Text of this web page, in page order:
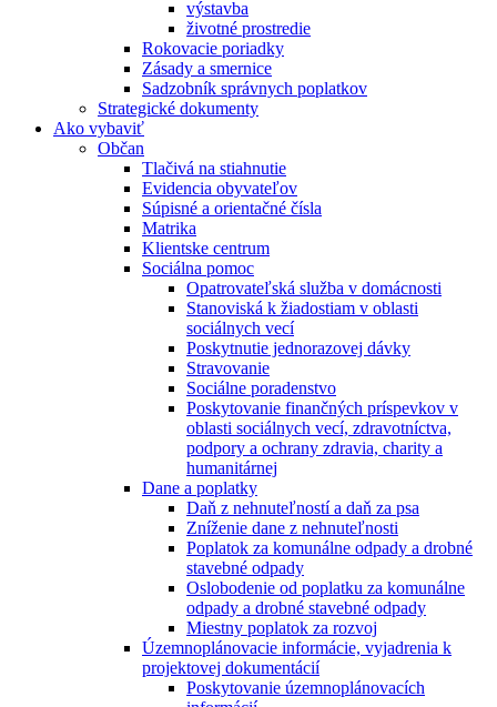
výstavba
životné prostredie
Rokovacie poriadky
Zásady a smernice
Sadzobník správnych poplatkov
Strategické dokumenty
Ako vybaviť
Občan
Tlačivá na stiahnutie
Evidencia obyvateľov
Súpisné a orientačné čísla
Matrika
Klientske centrum
Sociálna pomoc
Opatrovateľská služba v domácnosti
Stanoviská k žiadostiam v oblasti
sociálnych vecí
Poskytnutie jednorazovej dávky
Stravovanie
Sociálne poradenstvo
Poskytovanie finančných príspevkov v
oblasti sociálnych vecí, zdravotníctva,
podpory a ochrany zdravia, charity a
humanitárnej
Dane a poplatky
Daň z nehnuteľností a daň za psa
Zníženie dane z nehnuteľnosti
Poplatok za komunálne odpady a drobné
stavebné odpady
Oslobodenie od poplatku za komunálne
odpady a drobné stavebné odpady
Miestny poplatok za rozvoj
Územnoplánovacie informácie, vyjadrenia k
projektovej dokumentácií
Poskytovanie územnoplánovacích